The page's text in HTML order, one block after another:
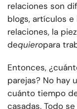
relaciones son
blogs, artículos
relaciones, la
dequieropara
Entonces,
parejas? No hay
cuánto tiempo
casadas. Todo